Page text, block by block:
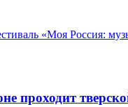
проходит